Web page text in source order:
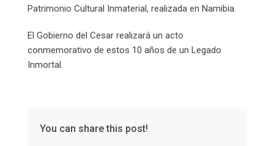
Patrimonio Cultural Inmaterial, realizada en Namibia.
El Gobierno del Cesar realizará un acto
conmemorativo de estos 10 años de un Legado
Inmortal.
You can share this post!